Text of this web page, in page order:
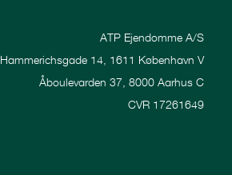
ATP Ejendomme A/S
Hammerichsgade 14, 1611 København V
Åboulevarden 37, 8000 Aarhus C
CVR 17261649